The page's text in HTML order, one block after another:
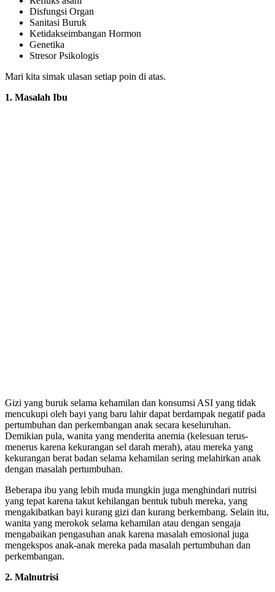
Disfungsi Organ
Sanitasi Buruk
Ketidakseimbangan Hormon
Genetika
Stresor Psikologis
Mari kita simak ulasan setiap poin di atas.
1. Masalah Ibu
Gizi yang buruk selama kehamilan dan konsumsi ASI yang tidak
mencukupi oleh bayi yang baru lahir dapat berdampak negatif pada
pertumbuhan dan perkembangan anak secara keseluruhan.
Demikian pula, wanita yang menderita anemia (kelesuan terus-
menerus karena kekurangan sel darah merah), atau mereka yang
kekurangan berat badan selama kehamilan sering melahirkan anak
dengan masalah pertumbuhan.
Beberapa ibu yang lebih muda mungkin juga menghindari nutrisi
yang tepat karena takut kehilangan bentuk tubuh mereka, yang
mengakibatkan bayi kurang gizi dan kurang berkembang. Selain itu,
wanita yang merokok selama kehamilan atau dengan sengaja
mengabaikan pengasuhan anak karena masalah emosional juga
mengekspos anak-anak mereka pada masalah pertumbuhan dan
perkembangan.
2. Malnutrisi